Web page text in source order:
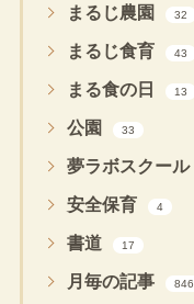
まるじ農園 32
まるじ食育 43
まる食の日 13
公園 33
夢ラボスクール
安全保育 4
書道 17
月毎の記事 846